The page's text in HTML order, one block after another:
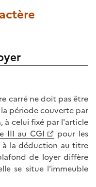
carré ne doit pas être
période couverte par
à celui fixé par l'article
III au CGI
pour les
à la déduction au titre
de loyer diffère
se situe l'immeuble